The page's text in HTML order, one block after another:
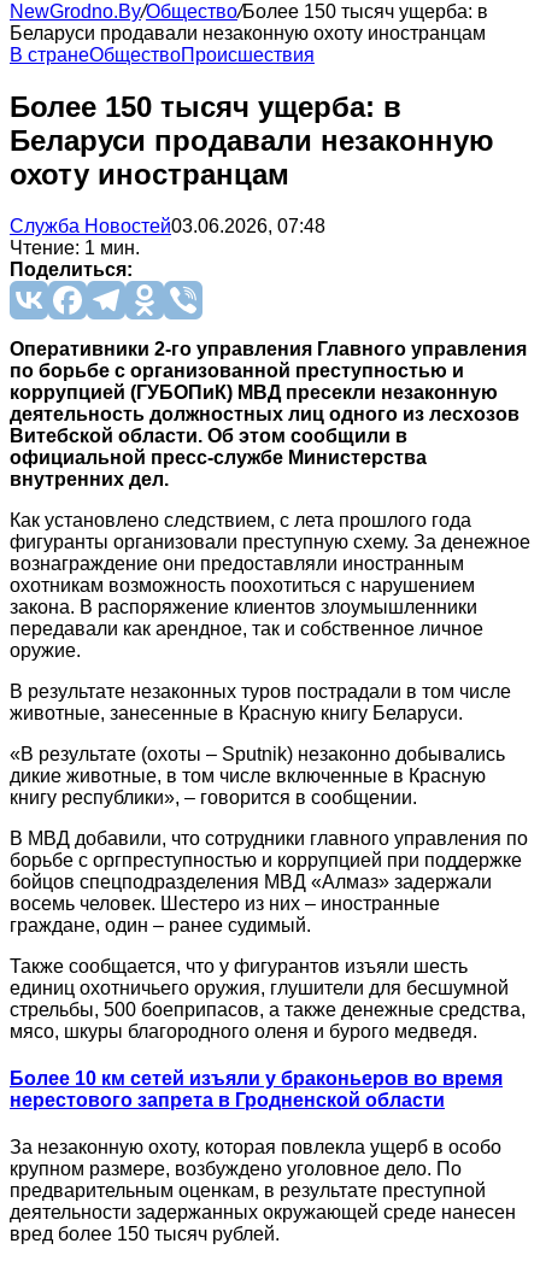
NewGrodno.By/Общество/Более 150 тысяч ущерба: в
Беларуси продавали незаконную охоту иностранцам
В странеОбществоПроисшествия
Более 150 тысяч ущерба: в
Беларуси продавали незаконную
охоту иностранцам
Служба Новостей03.06.2026, 07:48
Чтение: 1 мин.
Поделиться:
Оперативники 2-го управления Главного управления
по борьбе с организованной преступностью и
коррупцией (ГУБОПиК) МВД пресекли незаконную
деятельность должностных лиц одного из лесхозов
Витебской области. Об этом сообщили в
официальной пресс-службе Министерства
внутренних дел.
Как установлено следствием, с лета прошлого года
фигуранты организовали преступную схему. За денежное
вознаграждение они предоставляли иностранным
охотникам возможность поохотиться с нарушением
закона. В распоряжение клиентов злоумышленники
передавали как арендное, так и собственное личное
оружие.
В результате незаконных туров пострадали в том числе
животные, занесенные в Красную книгу Беларуси.
«В результате (охоты – Sputnik) незаконно добывались
дикие животные, в том числе включенные в Красную
книгу республики», – говорится в сообщении.
В МВД добавили, что сотрудники главного управления по
борьбе с оргпреступностью и коррупцией при поддержке
бойцов спецподразделения МВД «Алмаз» задержали
восемь человек. Шестеро из них – иностранные
граждане, один – ранее судимый.
Также сообщается, что у фигурантов изъяли шесть
единиц охотничьего оружия, глушители для бесшумной
стрельбы, 500 боеприпасов, а также денежные средства,
мясо, шкуры благородного оленя и бурого медведя.
Более 10 км сетей изъяли у браконьеров во время
нерестового запрета в Гродненской области
За незаконную охоту, которая повлекла ущерб в особо
крупном размере, возбуждено уголовное дело. По
предварительным оценкам, в результате преступной
деятельности задержанных окружающей среде нанесен
вред более 150 тысяч рублей.